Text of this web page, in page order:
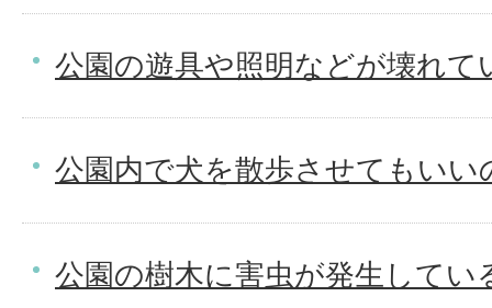
公園の遊具や照明などが壊れて
公園内で犬を散歩させてもいい
公園の樹木に害虫が発生してい